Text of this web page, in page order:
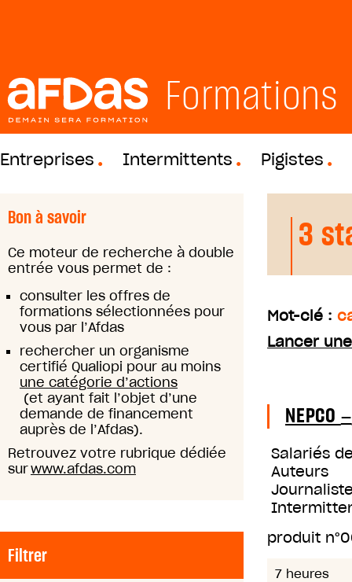
Formations
Entreprises Intermittents Pigistes
Bon à savoir
Ce moteur de recherche à double
entrée vous permet de :
consulter les offres de
formations sélectionnées pour
vous par l’Afdas
rechercher un organisme
certifié Qualiopi pour au moins
une catégorie d’actions
(et ayant fait l’objet d’une
demande de financement
auprès de l’Afdas).
Retrouvez votre rubrique dédiée
surwww.afdas.com
Filtrer
3
Mot-clé :
Lancer
NEPCO —
Salariés
Auteurs
produit n°
7 heures